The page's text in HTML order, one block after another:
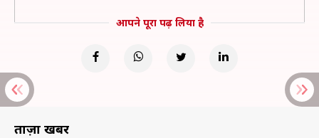
आपने पूरा पढ़ लिया है
ताज़ा खबरें